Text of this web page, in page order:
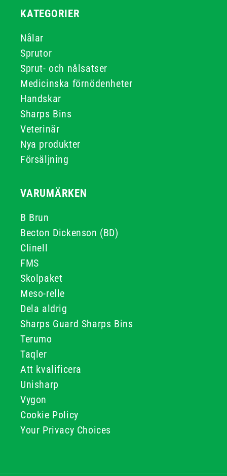
KATEGORIER
Nålar
Sprutor
Sprut- och nålsatser
Medicinska förnödenheter
Handskar
Sharps Bins
Veterinär
Nya produkter
Försäljning
VARUMÄRKEN
B Brun
Becton Dickenson (BD)
Clinell
FMS
Skolpaket
Meso-relle
Dela aldrig
Sharps Guard Sharps Bins
Terumo
Taqler
Att kvalificera
Unisharp
Vygon
Cookie Policy
Your Privacy Choices